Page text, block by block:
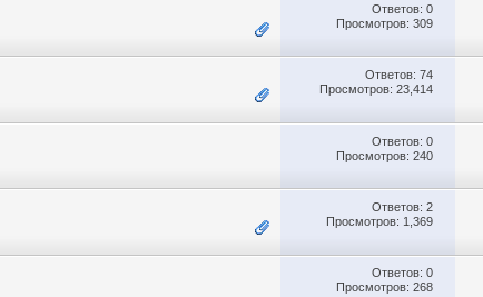
Ответов: 0
Просмотров: 309
Ответов: 74
Просмотров: 23,414
Ответов: 0
Просмотров: 240
Ответов: 2
Просмотров: 1,369
Ответов: 0
Просмотров: 268